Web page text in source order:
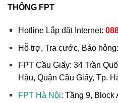
THÔNG FPT
Hotline Lắp đặt Internet:
Hỗ trợ, Tra cước, Báo hỏng:
FPT Cầu Giấy: 34 Trần
Hậu, Quận Cầu Giấy, Tp.
FPT Hà Nội: Tầng 9, Block